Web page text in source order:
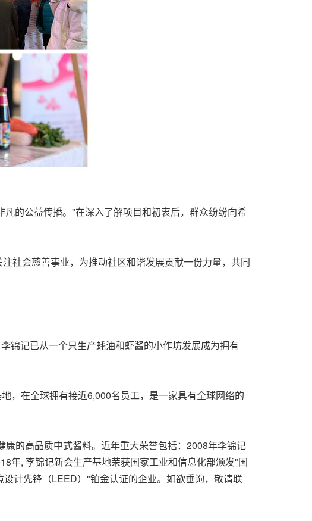
的公益传播。"在深入了解项目和初衷后，群众纷纷向希
社会慈善事业，为推动社区和谐发展贡献一份力量，共同
锦记已从一个只生产蚝油和虾酱的小作坊发展成为拥有
，在全球拥有接近6,000名员工，是一家具有全球网络的
的高品质中式酱料。近年重大荣誉包括：2008年李锦记
年, 李锦记新会生产基地荣获国家工业和信息化部颁发"国
计先锋（LEED）"铂金认证的企业。如欲垂询，敬请联